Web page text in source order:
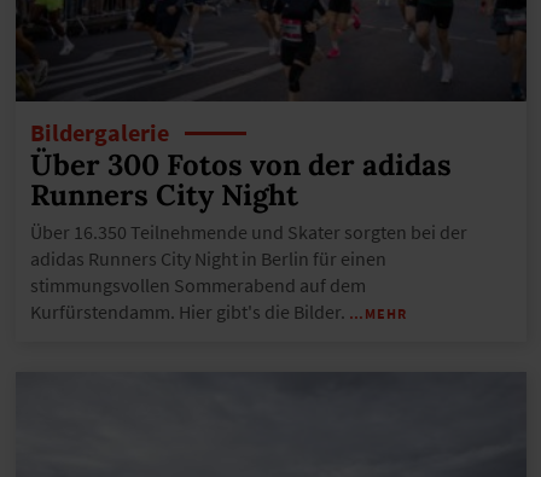
Bildergalerie
Über 300 Fotos von der adidas
Runners City Night
Über 16.350 Teilnehmende und Skater sorgten bei der
adidas Runners City Night in Berlin für einen
stimmungsvollen Sommerabend auf dem
Kurfürstendamm. Hier gibt's die Bilder. …MEHR